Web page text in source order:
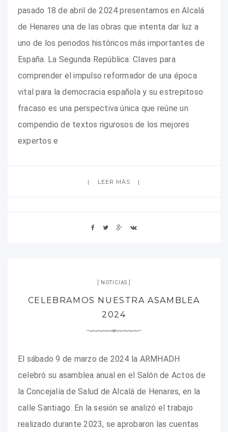
pasado 18 de abril de 2024 presentamos en Alcalá
de Henares una de las obras que intenta dar luz a
uno de los periodos históricos más importantes de
España. La Segunda República: Claves para
comprender el impulso reformador de una época
vital para la democracia española y su estrepitoso
fracaso es una perspectiva única que reúne un
compendio de textos rigurosos de los mejores
expertos e
LEER MÁS
NOTICIAS
CELEBRAMOS NUESTRA ASAMBLEA
2024
El sábado 9 de marzo de 2024 la ARMHADH
celebró su asamblea anual en el Salón de Actos de
la Concejalía de Salud de Alcalá de Henares, en la
calle Santiago. En la sesión se analizó el trabajo
realizado durante 2023, se aprobaron las cuentas